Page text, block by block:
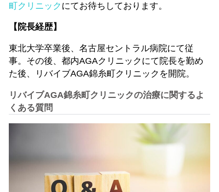
町クリニック にてお待ちしております。
【院長経歴】
東北大学卒業後、名古屋セントラル病院にて従
事。その後、都内AGAクリニックにて院長を勤め
た後、リバイブAGA錦糸町クリニックを開院。
リバイブAGA錦糸町クリニックの治療に関するよ
くある質問